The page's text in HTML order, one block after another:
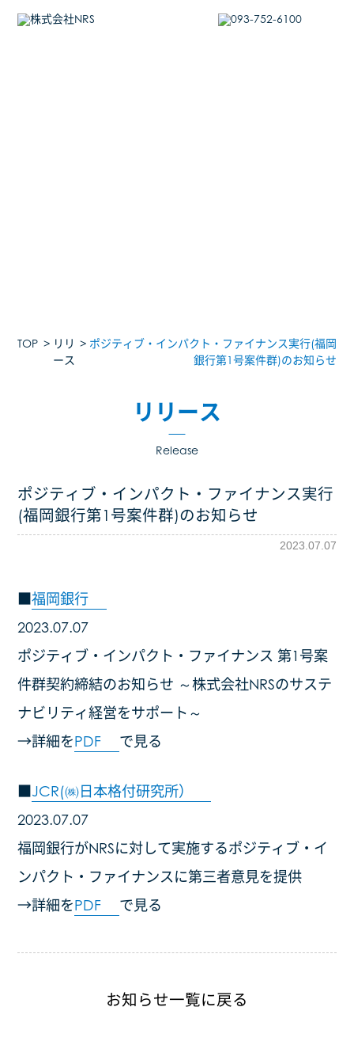
企業情報
取得許可一覧
アクセス
エコアクション21
お問い合わせ
リサイクル率
採用情報
環境ビジネスパートナーズ
TOP
リリ
ース
ポジティブ・インパクト・ファイナンス実行(福岡
銀行第1号案件群)のお知らせ
リリース
Release
ポジティブ・インパクト・ファイナンス実行
(福岡銀行第1号案件群)のお知らせ
2023.07.07
■福岡銀行
2023.07.07
ポジティブ・インパクト・ファイナンス 第1号案
件群契約締結のお知らせ ～株式会社NRSのサステ
ナビリティ経営をサポート～
→詳細をPDF で見る
■JCR(㈱日本格付研究所）
2023.07.07
福岡銀行がNRSに対して実施するポジティブ・イ
ンパクト・ファイナンスに第三者意見を提供
→詳細をPDF で見る
お知らせ一覧に戻る